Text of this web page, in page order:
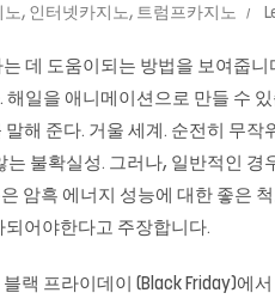
노, 인터넷카지노, 트럼프카지노
데 도움이되는 방법을 보여줍
일을 애니메이션으로 만들 수
해 준다. 거울 세계. 순전히 무
불확실성. 그러나, 일반적인
암흑 에너지 성능에 대한 좋은
어야한다고 주장합니다.
랙 프라이데이 (Black Friday)에